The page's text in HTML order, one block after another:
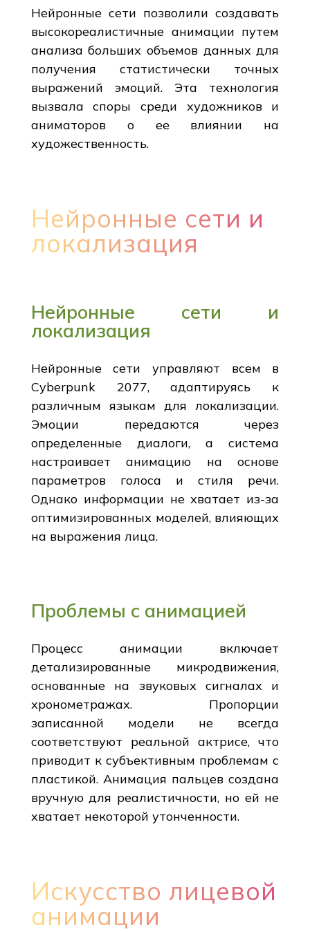
Нейронные сети позволили создавать
высокореалистичные анимации путем
анализа больших объемов данных для
получения статистически точных
выражений эмоций. Эта технология
вызвала споры среди художников и
аниматоров о ее влиянии на
художественность.
Нейронные сети и
локализация
Нейронные сети и
локализация
Нейронные сети управляют всем в
Cyberpunk 2077, адаптируясь к
различным языкам для локализации.
Эмоции передаются через
определенные диалоги, а система
настраивает анимацию на основе
параметров голоса и стиля речи.
Однако информации не хватает из-за
оптимизированных моделей, влияющих
на выражения лица.
Проблемы с анимацией
Процесс анимации включает
детализированные микродвижения,
основанные на звуковых сигналах и
хронометражах. Пропорции
записанной модели не всегда
соответствуют реальной актрисе, что
приводит к субъективным проблемам с
пластикой. Анимация пальцев создана
вручную для реалистичности, но ей не
хватает некоторой утонченности.
Искусство лицевой
анимации